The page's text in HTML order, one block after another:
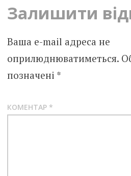
Залишити
Ваша e-mail адреса не
оприлюднюватиметься.
позначені *
КОМЕНТАР *